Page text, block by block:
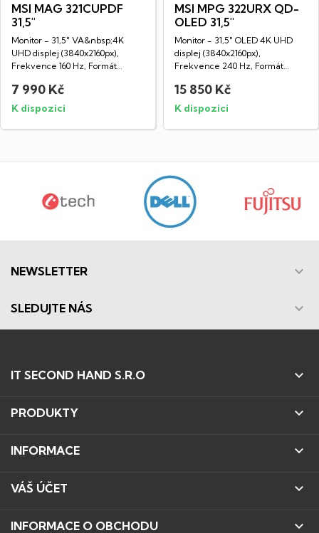
MSI MAG 321CUPDF
31,5"
Monitor - 31,5" VA&nbsp;4K
UHD displej (3840x2160px),
Frekvence 160 Hz, Formát
7 990 Kč
K dispozici
MSI MPG 322URX QD-
OLED 31,5"
Monitor - 31,5" OLED 4K UHD
displej (3840x2160px),
Frekvence 240 Hz, Formát
15 850 Kč
K dispozici
NEWSLETTER 
SLEDUJTE NÁS 
IT SECOND HAND S.R.O 
PRODUKTY 
INFORMACE 
VÁŠ ÚČET 
INFORMACE O OBCHODU 